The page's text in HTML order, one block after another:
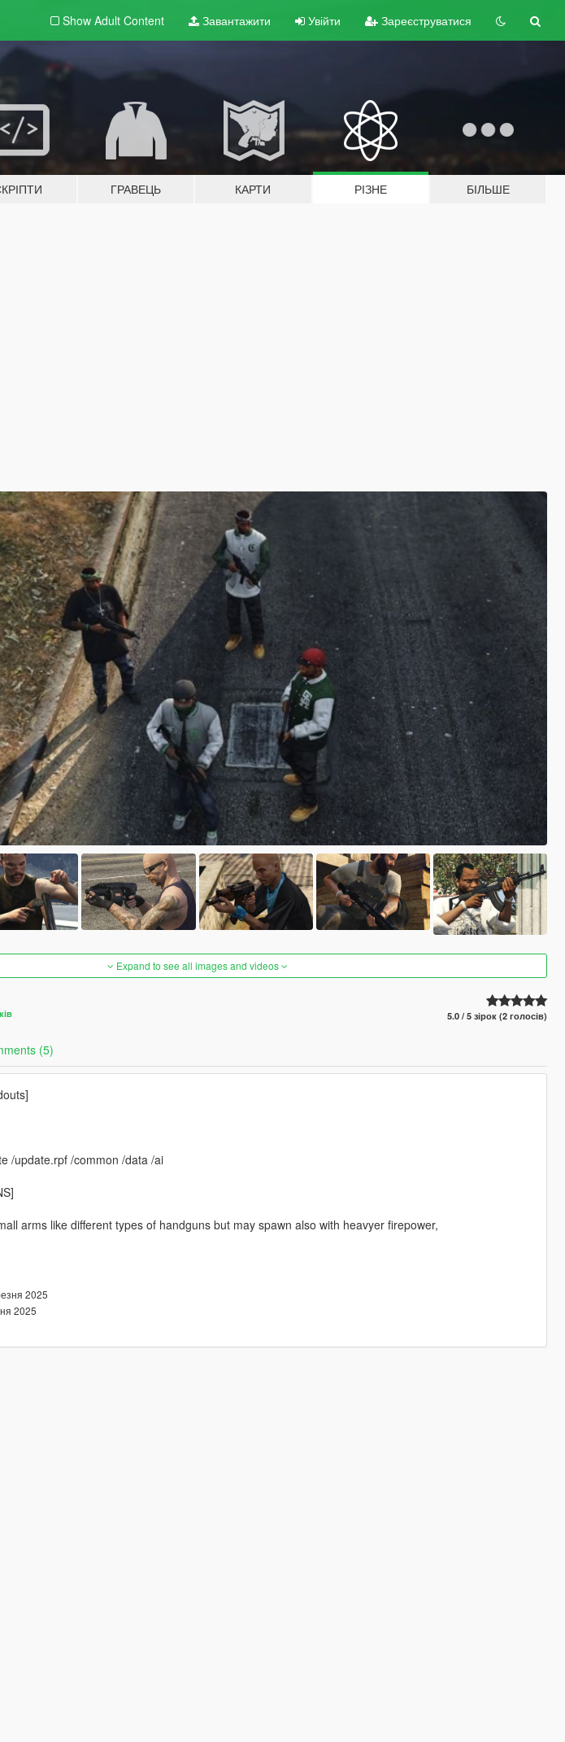
Show Adult Content Завантажити Увійти Зареєструватися
ГРАВЕЦЬ КАРТИ РІЗНЕ БІЛЬШЕ
Expand to see all images and videos
5.0 / 5 зірок (2 голосів)
(5)
/update.rpf /common /data /ai
arms like different types of handguns but may spawn also with heavyer firepower,
2025
2025